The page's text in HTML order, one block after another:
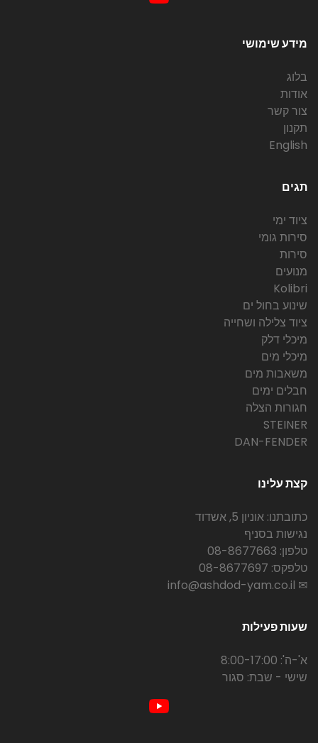
מידע שימושי
בלוג
אודות
צור קשר
תקנון
English
תגים
ציוד ימי
סירות גומי
סירות
מנועים
Kolibri
שינוע בחול ים
ציוד צלילה ושחייה
מיכלי דלק
מיכלי מים
משאבות מים
חבלים ימים
חגורות הצלה
STEINER
DAN-FENDER
קצת עלינו
כתובתנו: אוניון 5, אשדוד
נגישות בסניף
טלפון: 08-8677663
טלפקס: 08-8677697
✉ info@ashdod-yam.co.il
שעות פעילות
א'-ה': 8:00-17:00
שישי - שבת: סגור